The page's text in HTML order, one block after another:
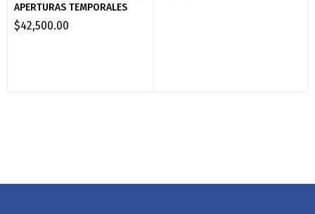
APERTURAS TEMPORALES
$42,500.00